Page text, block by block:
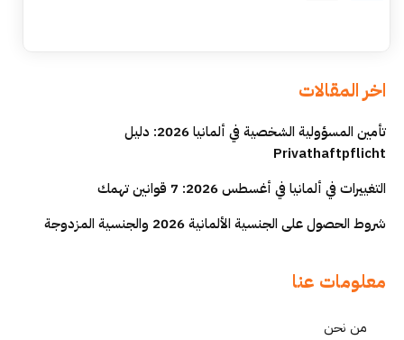
اخر المقالات
تأمين المسؤولية الشخصية في ألمانيا 2026: دليل
Privathaftpflicht
التغييرات في ألمانيا في أغسطس 2026: 7 قوانين تهمك
شروط الحصول على الجنسية الألمانية 2026 والجنسية المزدوجة
معلومات عنا
من نحن